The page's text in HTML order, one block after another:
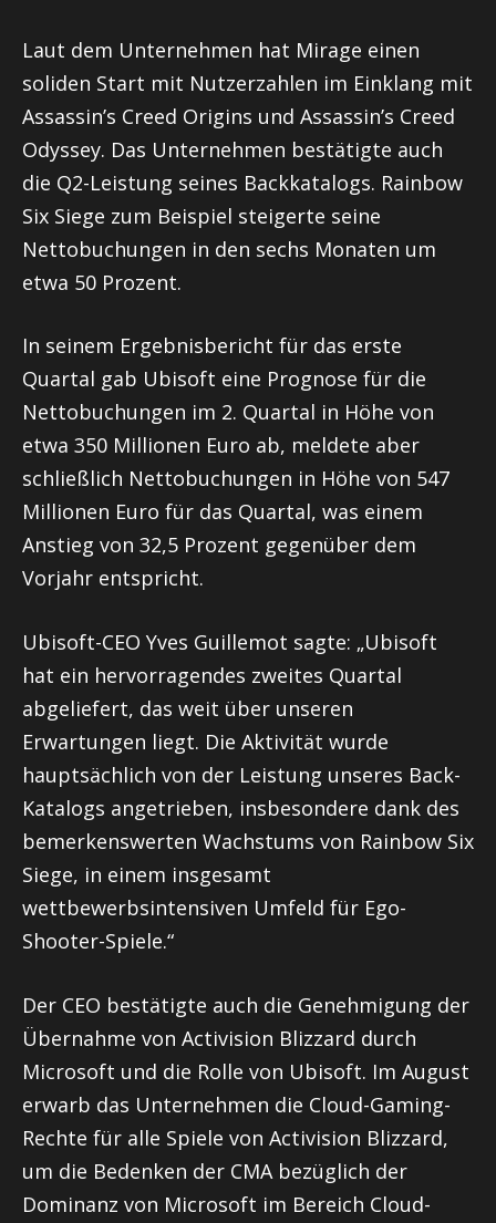
Laut dem Unternehmen hat Mirage einen
soliden Start mit Nutzerzahlen im Einklang mit
Assassin’s Creed Origins und Assassin’s Creed
Odyssey. Das Unternehmen bestätigte auch
die Q2-Leistung seines Backkatalogs. Rainbow
Six Siege zum Beispiel steigerte seine
Nettobuchungen in den sechs Monaten um
etwa 50 Prozent.
In seinem Ergebnisbericht für das erste
Quartal gab Ubisoft eine Prognose für die
Nettobuchungen im 2. Quartal in Höhe von
etwa 350 Millionen Euro ab, meldete aber
schließlich Nettobuchungen in Höhe von 547
Millionen Euro für das Quartal, was einem
Anstieg von 32,5 Prozent gegenüber dem
Vorjahr entspricht.
Ubisoft-CEO Yves Guillemot sagte: „Ubisoft
hat ein hervorragendes zweites Quartal
abgeliefert, das weit über unseren
Erwartungen liegt. Die Aktivität wurde
hauptsächlich von der Leistung unseres Back-
Katalogs angetrieben, insbesondere dank des
bemerkenswerten Wachstums von Rainbow Six
Siege, in einem insgesamt
wettbewerbsintensiven Umfeld für Ego-
Shooter-Spiele.“
Der CEO bestätigte auch die Genehmigung der
Übernahme von Activision Blizzard durch
Microsoft und die Rolle von Ubisoft. Im August
erwarb das Unternehmen die Cloud-Gaming-
Rechte für alle Spiele von Activision Blizzard,
um die Bedenken der CMA bezüglich der
Dominanz von Microsoft im Bereich Cloud-